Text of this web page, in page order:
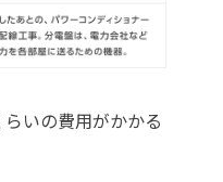
いの費用がかかる